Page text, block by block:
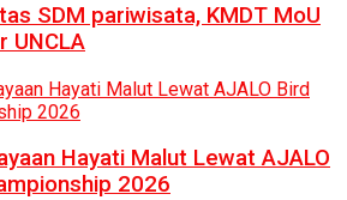
SDM pariwisata, KMDT MoU
UNCLA
Hayati Malut Lewat AJALO
2026